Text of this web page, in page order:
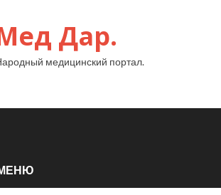
Дар.
медицинский портал.